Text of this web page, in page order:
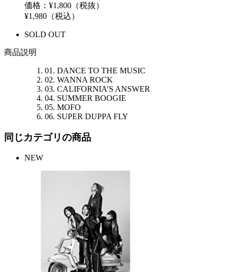
価格：¥1,800（税抜）
¥1,980（税込）
SOLD OUT
商品説明
01. DANCE TO THE MUSIC
02. WANNA ROCK
03. CALIFORNIA’S ANSWER
04. SUMMER BOOGIE
05. MOFO
06. SUPER DUPPA FLY
同じカテゴリの商品
NEW